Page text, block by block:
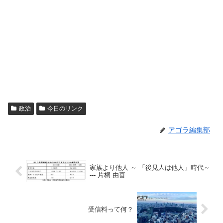
政治 今日のリンク
アゴラ編集部
家族より他人 ～ 「後見人は他人」時代～
--- 片桐 由喜
受信料って何？